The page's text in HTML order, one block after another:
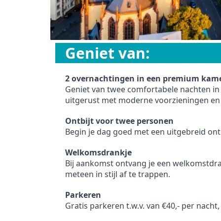
Geniet van:
2 overnachtingen in een premium
Geniet van twee comfortabele nachten
uitgerust met moderne voorzieningen
Ontbijt voor twee personen
Begin je dag goed met een uitgebreid
Welkomsdrankje
Bij aankomst ontvang je een
meteen in stijl af te trappen.
Parkeren
Gratis parkeren t.w.v. van €40,- per